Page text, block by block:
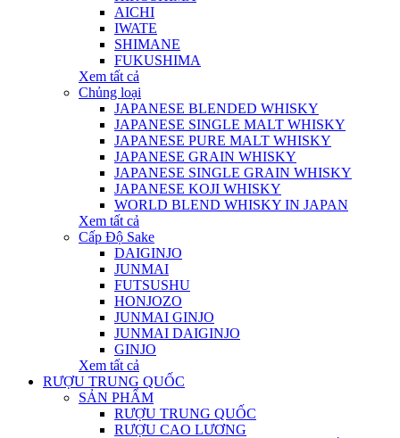
AICHI
IWATE
SHIMANE
FUKUSHIMA
Xem tất cả
Chủng loại
JAPANESE BLENDED WHISKY
JAPANESE SINGLE MALT WHISKY
JAPANESE PURE MALT WHISKY
JAPANESE GRAIN WHISKY
JAPANESE SINGLE GRAIN WHISKY
JAPANESE KOJI WHISKY
WORLD BLEND WHISKY IN JAPAN
Xem tất cả
Cấp Độ Sake
DAIGINJO
JUNMAI
FUTSUSHU
HONJOZO
JUNMAI GINJO
JUNMAI DAIGINJO
GINJO
Xem tất cả
RƯỢU TRUNG QUỐC
SẢN PHẨM
RƯỢU TRUNG QUỐC
RƯỢU CAO LƯƠNG